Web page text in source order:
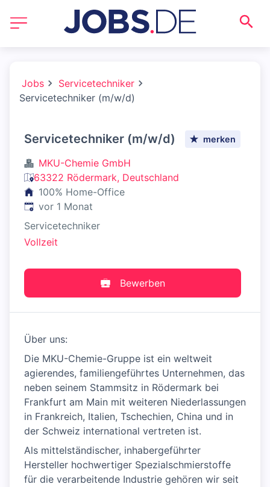
Jobs
Servicetechniker
Servicetechniker (m/w/d)
Servicetechniker (m/w/d) merken
MKU-Chemie GmbH
63322 Rödermark, Deutschland
100% Home-Office
Veröffentlicht:
vor 1 Monat
Servicetechniker
Vollzeit
Bewerben
Über uns:
Die MKU-Chemie-Gruppe ist ein weltweit
agierendes, familiengeführtes Unternehmen, das
neben seinem Stammsitz in Rödermark bei
Frankfurt am Main mit weiteren Niederlassungen
in Frankreich, Italien, Tschechien, China und in
der Schweiz international vertreten ist.
Als mittelständischer, inhabergeführter
Hersteller hochwertiger Spezialschmierstoffe
für die verarbeitende Industrie gehören wir seit